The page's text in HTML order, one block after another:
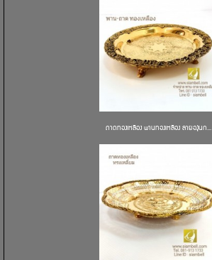
ถาดทองเหลือง พานทองเหลือง ลายองุ่นก...